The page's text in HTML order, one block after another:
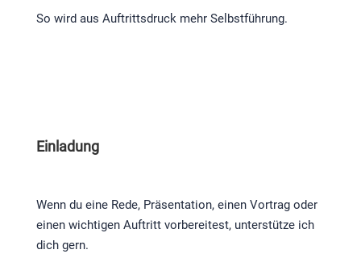
So wird aus Auftrittsdruck mehr Selbstführung.
Einladung
Wenn du eine Rede, Präsentation, einen Vortrag oder
einen wichtigen Auftritt vorbereitest, unterstütze ich
dich gern.